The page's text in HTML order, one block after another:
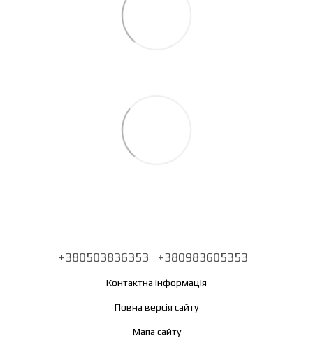
+380503836353 +380983605353
Контактна інформація
Повна версія сайту
Мапа сайту